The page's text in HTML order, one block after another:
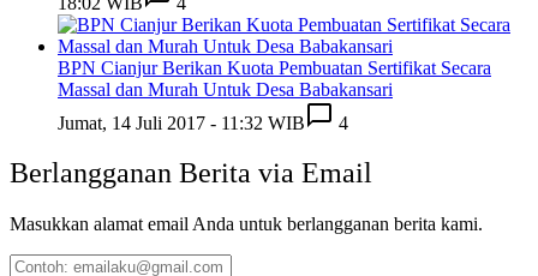
BPN Cianjur Berikan Kuota Pembuatan Sertifikat Secara
Massal dan Murah Untuk Desa Babakansari
Jumat, 14 Juli 2017 - 11:32 WIB
4
Berlangganan Berita via Email
Masukkan alamat email Anda untuk berlangganan berita kami.
Contoh: